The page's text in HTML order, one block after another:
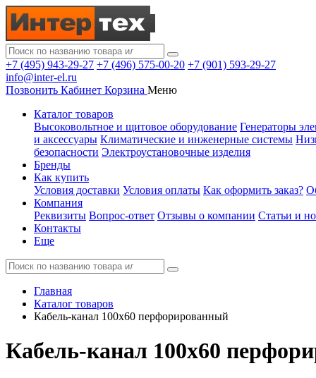
+7 (495) 943-29-27 +7 (496) 575-00-20 +7 (901) 593-29-27
info@inter-el.ru
Позвонить Кабинет Корзина Меню
Каталог товаров
Высоковольтное и щитовое оборудование Генераторы
и аксессуары Климатические и инженерные системы
безопасности Электроустановочные изделия
Бренды
Как купить
Условия доставки Условия оплаты Как оформить заказ?
Компания
Реквизиты Вопрос-ответ Отзывы о компании Статьи и
Контакты
Еще
Главная
Каталог товаров
Кабель-канал 100х60 перфорированный
Кабель-канал 100х60